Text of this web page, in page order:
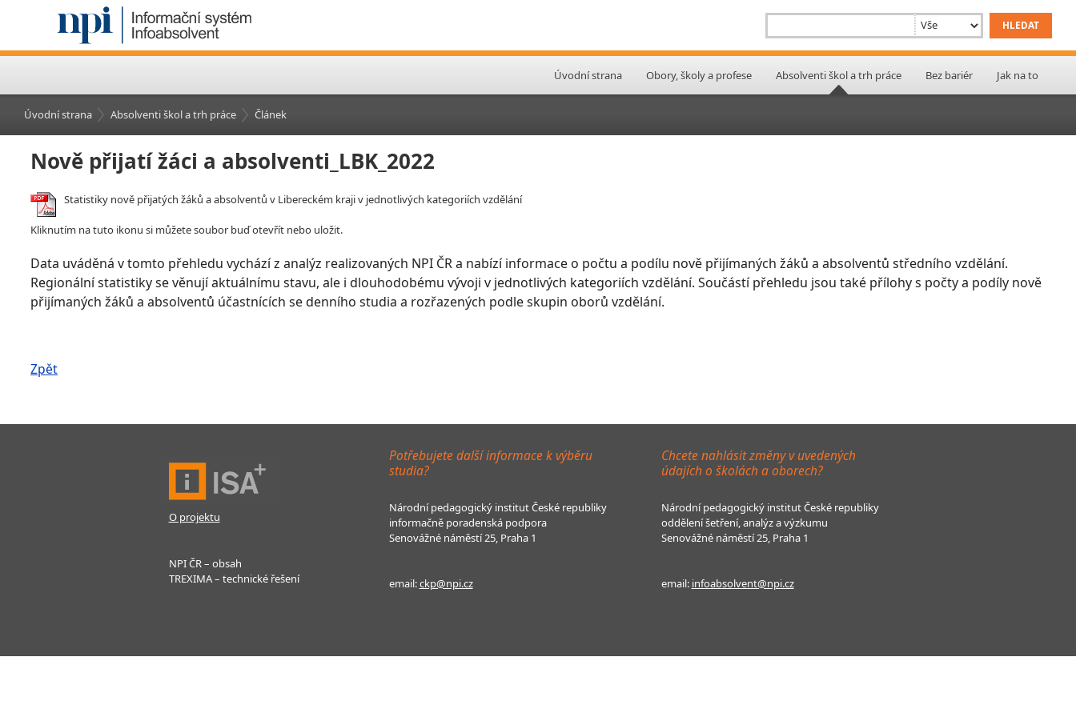
Úvodní strana Obory, školy a profese Absolventi škol a trh práce Bez bariér Jak na to
Úvodní strana Absolventi škol a trh práce Článek
Nově přijatí žáci a absolventi_LBK_2022
Statistiky nově přijatých žáků a absolventů v Libereckém kraji v jednotlivých kategoriích vzdělání
Kliknutím na tuto ikonu si můžete soubor buď otevřít nebo uložit.
Data uváděná v tomto přehledu vychází z analýz realizovaných NPI ČR a nabízí informace o počtu a podílu nově přijímaných žáků a absolventů středního vzdělání.
Regionální statistiky se věnují aktuálnímu stavu, ale i dlouhodobému vývoji v jednotlivých kategoriích vzdělání. Součástí přehledu jsou také přílohy s počty a podíly nově
přijímaných žáků a absolventů účastnících se denního studia a rozřazených podle skupin oborů vzdělání.
Zpět
O projektu
NPI ČR – obsah
TREXIMA – technické řešení
Potřebujete další informace k výběru
studia?
Národní pedagogický institut České republiky
informačně poradenská podpora
Senovážné náměstí 25, Praha 1
email:ckp@npi.cz
Chcete nahlásit změny v uvedených
údajích o školách a oborech?
Národní pedagogický institut České republiky
oddělení šetření, analýz a výzkumu
Senovážné náměstí 25, Praha 1
email: infoabsolvent@npi.cz